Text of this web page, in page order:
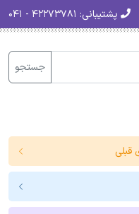
پشتیبانی:
جستجو
قبلی